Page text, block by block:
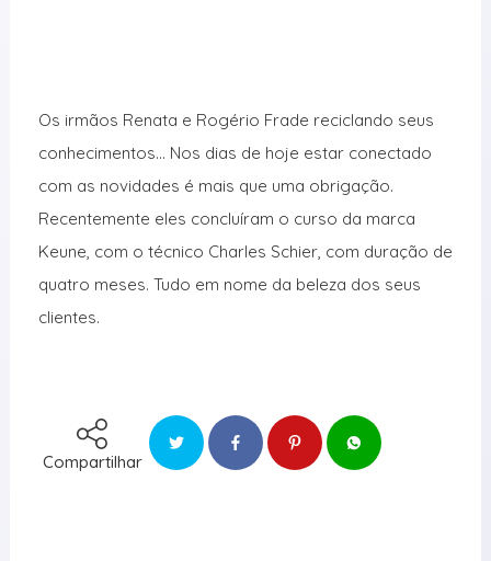
Os irmãos Renata e Rogério Frade reciclando seus
conhecimentos… Nos dias de hoje estar conectado
com as novidades é mais que uma obrigação.
Recentemente eles concluíram o curso da marca
Keune, com o técnico Charles Schier, com duração de
quatro meses. Tudo em nome da beleza dos seus
clientes.
Compartilhar